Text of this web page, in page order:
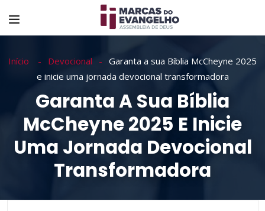
Início Devocional
Garanta a sua Bíblia McCheyne 2025
e inicie uma jornada devocional transformadora
Garanta A Sua Bíblia
McCheyne 2025 E Inicie
Uma Jornada Devocional
Transformadora